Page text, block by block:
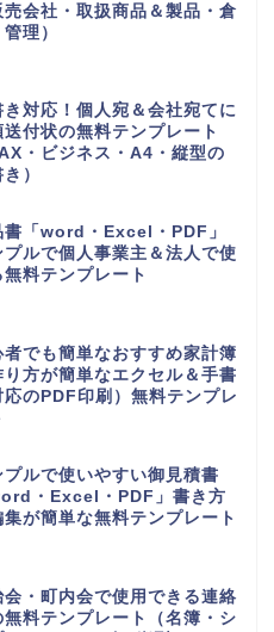
売会社・取扱商品＆製品・倉
理）
き対応！個人宛＆会社宛てに
送付状の無料テンプレート
・ビジネス・A4・縦型の
）
書「word・Excel・PDF」
プルで個人事業主＆法人で使
無料テンプレート
者でも簡単なおすすめ家計簿
り方が簡単なエクセル＆手書
応のPDF印刷）無料テンプレ
プルで使いやすい御見積書
・Excel・PDF」書き方
集が簡単な無料テンプレート
会・町内会で使用できる連絡
無料テンプレート（名簿・シ